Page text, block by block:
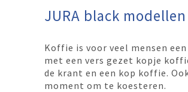
JURA black modellen
Koffie is voor veel mensen
met een vers gezet kopje
de krant en een kop koffie.
moment om te koesteren.
Marian’s E-book in je mailbox